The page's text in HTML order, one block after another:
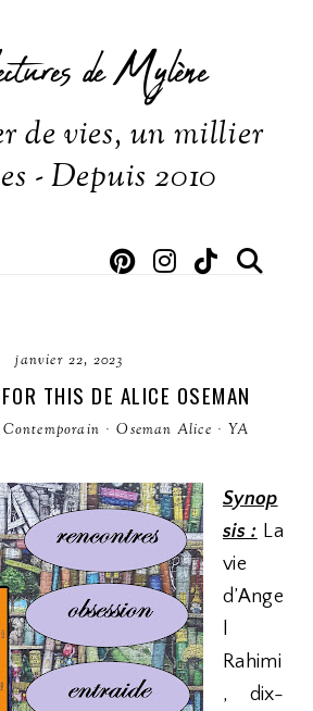
de Mylène
de vies, un millier
- Depuis 2010
janvier 22, 2023
THIS DE ALICE OSEMAN
Contemporain · Oseman Alice · YA
Synop
sis : La
vie
d’Ange
l
Rahimi
, dix-